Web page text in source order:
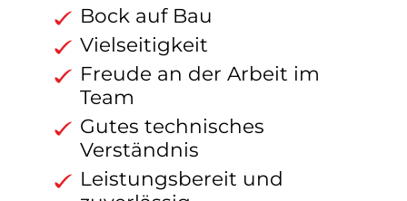
Bock auf Bau
Vielseitigkeit
Freude an der Arbeit im
Team
Gutes technisches
Verständnis
Leistungsbereit und